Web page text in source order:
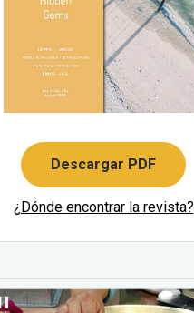
Descargar PDF
¿Dónde encontrar la revista?